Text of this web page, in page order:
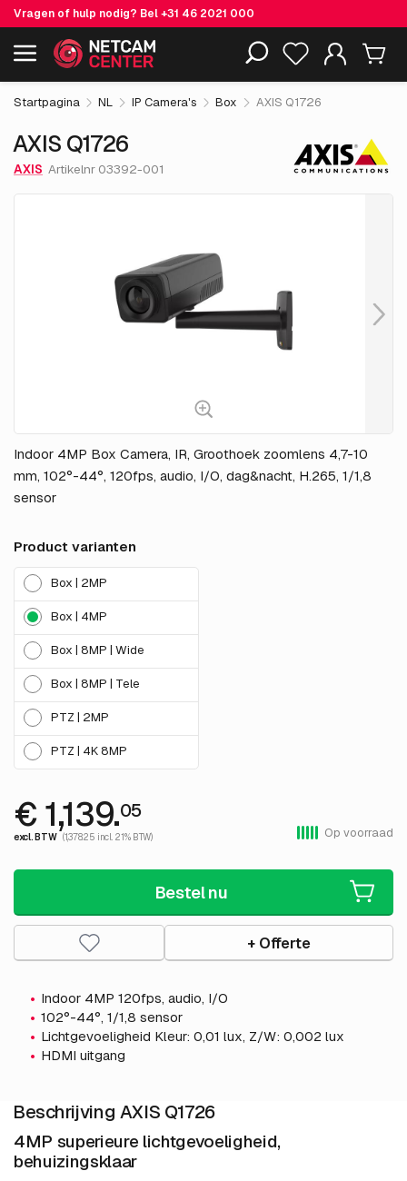
Vragen of hulp nodig? Bel+31 46 2021 000
Inclusief EOL-producten
AXIS Q1726 € 1,139.
excl. BTW
Startpagina NL IP Camera's Box AXIS Q1726
AXIS Q1726
AXIS Artikelnr 03392-001
Indoor 4MP Box Camera, IR, Groothoek zoomlens 4,7-10
mm, 102°-44°, 120fps, audio, I/O, dag&nacht, H.265, 1/1,8
sensor
Product varianten
Box | 2MP
Box | 4MP
Box | 8MP | Wide
Box | 8MP | Tele
PTZ | 2MP
PTZ | 4K 8MP
€ 1,139.05
excl. BTW (1,378.25 incl. 21% BTW) Op voorraad
Bestel nu
+ Offerte
Indoor 4MP 120fps, audio, I/O
102°-44°, 1/1,8 sensor
Lichtgevoeligheid Kleur: 0,01 lux, Z/W: 0,002 lux
HDMI uitgang
Beschrijving AXIS Q1726
4MP superieure lichtgevoeligheid,
behuizingsklaar